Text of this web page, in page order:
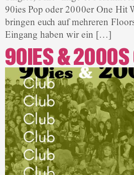
90ies Pop oder 2000er One Hit
bringen euch auf mehreren
Eingang haben wir ein […]
90IES & 2000S